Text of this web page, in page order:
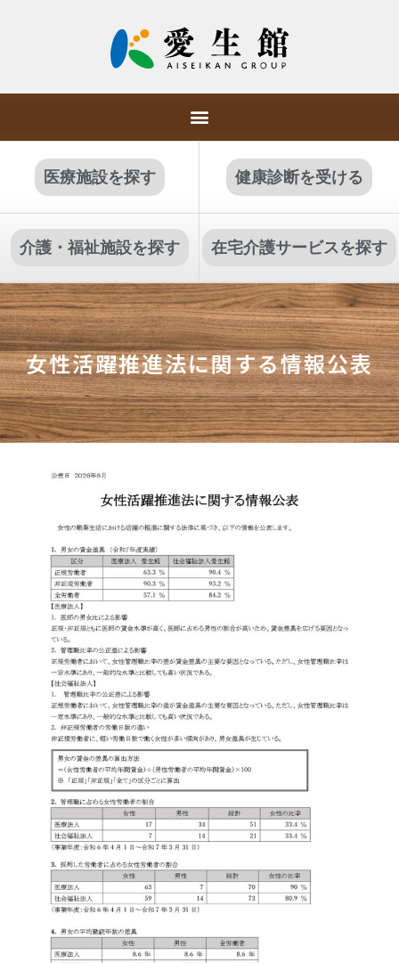
医療施設を探す 健康診断を受ける
介護・福祉施設を探す 在宅介護サービスを探す
女性活躍推進法に関する情報公表